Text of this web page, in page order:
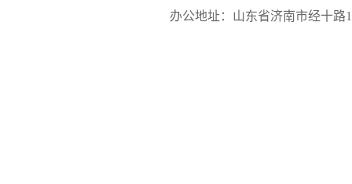
办公地址：山东省济南市经十路